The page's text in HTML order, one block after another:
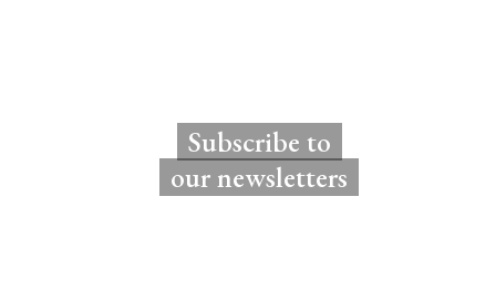
Subscribe to
our newsletters